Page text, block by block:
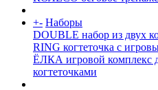
+- Наборы
DOUBLE набор из двух
RING когтеточка c
ЁЛКА игровой комплекс
когтеточками